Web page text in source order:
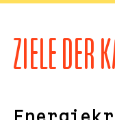
ZIELE DER